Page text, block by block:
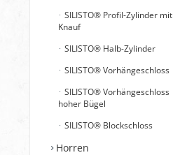
SILISTO® Profil-Zylinder mit
Knauf
SILISTO® Halb-Zylinder
SILISTO® Vorhängeschloss
SILISTO® Vorhängeschloss
hoher Bügel
SILISTO® Blockschloss
Horren